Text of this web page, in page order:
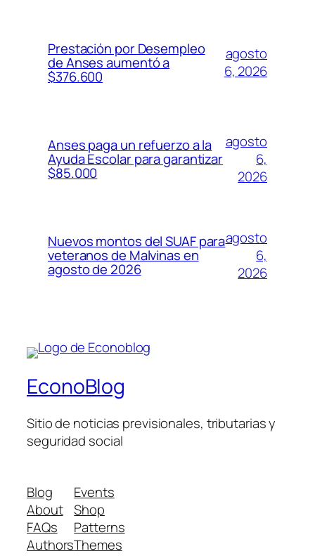
Prestación por Desempleo
de Anses aumentó a
$376.600
agosto
6, 2026
Anses paga un refuerzo a la
Ayuda Escolar para garantizar
$85.000
agosto
6,
2026
Nuevos montos del SUAF para
veteranos de Malvinas en
agosto de 2026
agosto
6,
2026
EconoBlog
Sitio de noticias previsionales, tributarias y
seguridad social
Blog
About
FAQs
Authors
Events
Shop
Patterns
Themes